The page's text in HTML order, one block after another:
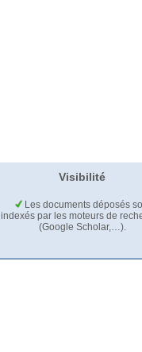
Visibilité
Les documents déposés
indexés par les moteurs de
(Google Scholar,…).